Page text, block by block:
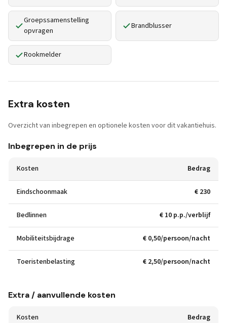
Groepssamenstelling
opvragen
Brandblusser
Rookmelder
Extra kosten
Overzicht van inbegrepen en optionele kosten voor dit vakantiehuis.
Inbegrepen in de prijs
Kosten Bedrag
Eindschoonmaak € 230
Bedlinnen € 10 p.p./verblijf
Mobiliteitsbijdrage € 0,50/persoon/nacht
Toeristenbelasting € 2,50/persoon/nacht
Extra / aanvullende kosten
Kosten Bedrag